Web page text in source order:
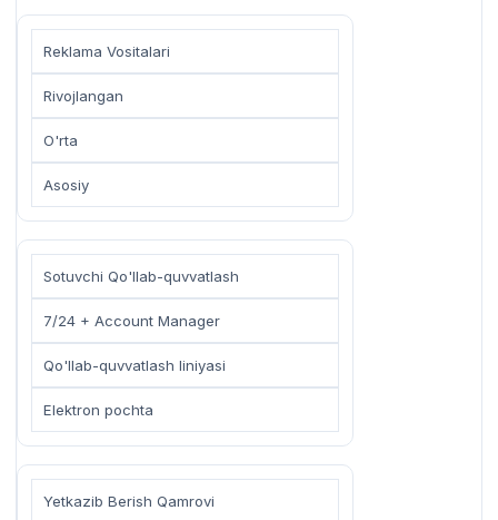
Reklama Vositalari
Rivojlangan
O'rta
Asosiy
Sotuvchi Qo'llab-quvvatlash
7/24 + Account Manager
Qo'llab-quvvatlash liniyasi
Elektron pochta
Yetkazib Berish Qamrovi